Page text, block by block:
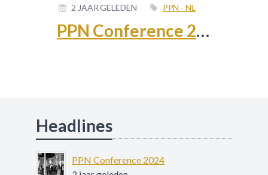
PPN Conference 2023
2 JAAR GELEDEN PPN - NL
Headlines
PPN Conference 2024